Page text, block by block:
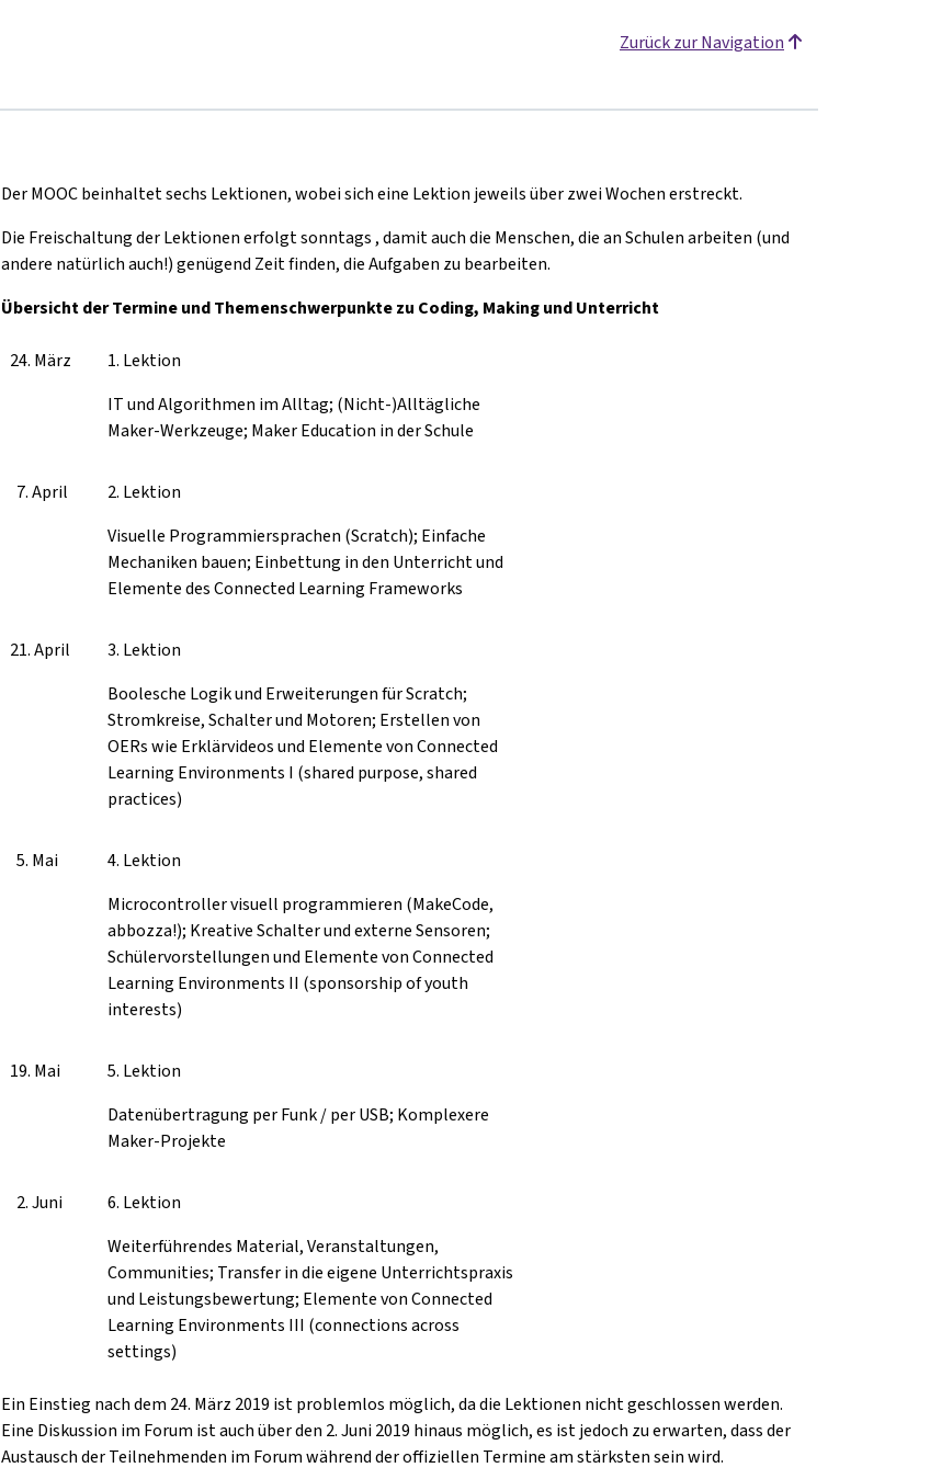
Zurück zur Navigation
Der MOOC beinhaltet sechs Lektionen, wobei sich eine Lektion jeweils über zwei Wochen erstreckt.
Die Freischaltung der Lektionen erfolgt sonntags , damit auch die Menschen, die an Schulen arbeiten (und
andere natürlich auch!) genügend Zeit finden, die Aufgaben zu bearbeiten.
Übersicht der Termine und Themenschwerpunkte zu Coding, Making und Unterricht
24. März
1. Lektion
IT und Algorithmen im Alltag; (Nicht-)Alltägliche
Maker-Werkzeuge; Maker Education in der Schule
7. April
2. Lektion
Visuelle Programmiersprachen (Scratch); Einfache
Mechaniken bauen; Einbettung in den Unterricht und
Elemente des Connected Learning Frameworks
21. April
3. Lektion
Boolesche Logik und Erweiterungen für Scratch;
Stromkreise, Schalter und Motoren; Erstellen von
OERs wie Erklärvideos und Elemente von Connected
Learning Environments I (shared purpose, shared
practices)
5. Mai
4. Lektion
Microcontroller visuell programmieren (MakeCode,
abbozza!); Kreative Schalter und externe Sensoren;
Schülervorstellungen und Elemente von Connected
Learning Environments II (sponsorship of youth
interests)
19. Mai
5. Lektion
Datenübertragung per Funk / per USB; Komplexere
Maker-Projekte
2. Juni
6. Lektion
Weiterführendes Material, Veranstaltungen,
Communities; Transfer in die eigene Unterrichtspraxis
und Leistungsbewertung; Elemente von Connected
Learning Environments III (connections across
settings)
Ein Einstieg nach dem 24. März 2019 ist problemlos möglich, da die Lektionen nicht geschlossen werden.
Eine Diskussion im Forum ist auch über den 2. Juni 2019 hinaus möglich, es ist jedoch zu erwarten, dass der
Austausch der Teilnehmenden im Forum während der offiziellen Termine am stärksten sein wird.